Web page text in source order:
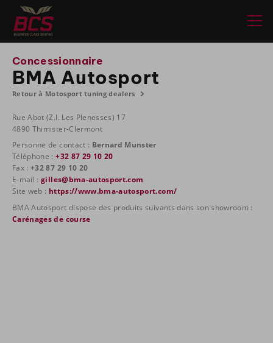
Concessionnaire
BMA Autosport
Retour à Motosport tuning dealers
Rue Abot (Z.I. Les Plenesses) 17
4890 Thimister-Clermont
Personne de contact : Bernard Munster
Téléphone :+32 87 29 10 20
Fax :+32 87 29 10 20
E-mail : gilles@bma-autosport.com
Site web : https://www.bma-autosport.com/
BMA Autosport dispose des produits suivants dans son showroom :
Carénages de course